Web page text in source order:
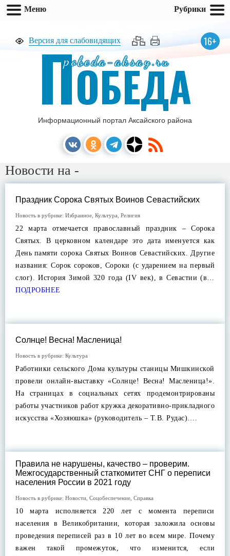
Версия для слабовидящих 16+
pobeda-aksay.ru
ПОБЕДА
Информационный портал Аксайского района
Новости на -
Праздник Сорока Святых Воинов Севастийских
Новость в рубрике: Избранное Культура Религия
22 марта отмечается православный праздник – Сорока
Святых. В церковном календаре это дата именуется как
День памяти сорока Святых Воинов Севастийских. Другие
названия: Сорок сороков, Сороки (с ударением на первый
слог). История Зимой 320 года (IV век), в Севастии (в…
ПОДРОБНЕЕ
Солнце! Весна! Масленица!
Новость в рубрике: Культура
Работники сельского Дома культуры станицы Мишкинской
провели онлайн-выставку «Солнце! Весна! Масленица!».
На страницах в социальных сетях продемонтрированы
работы участников работ кружка декоративно-прикладного
искусства «Хозяюшка» (руководитель – Т.В. Рудас)….
Правила не нарушены, качество – проверим.
Межгосударственный статкомитет СНГ о переписи
населения России в 2021 году
Новость в рубрике: Новости Соцобеспечение Справка
10 марта исполняется 220 лет с момента переписи
населения в Великобритании, которая заложила основы
проведения переписей раз в 10 лет во всем мире. Почему
важен такой промежуток, что изменится, если
Меню Рубрики